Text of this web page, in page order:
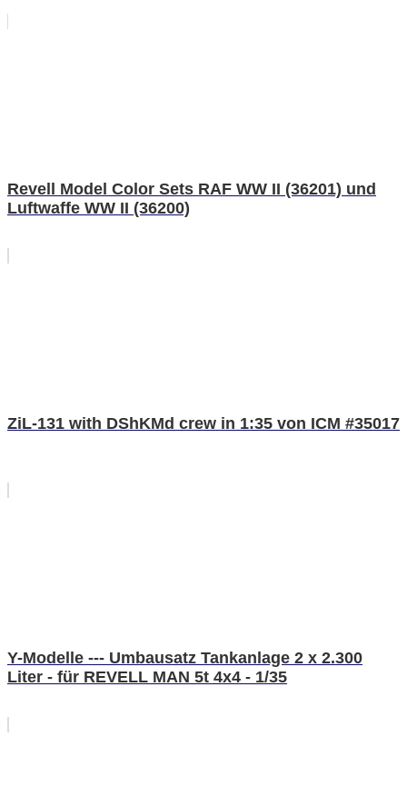
Revell Model Color Sets RAF WW II (36201) und
Luftwaffe WW II (36200)
ZiL-131 with DShKMd crew in 1:35 von ICM #35017
Y-Modelle --- Umbausatz Tankanlage 2 x 2.300
Liter - für REVELL MAN 5t 4x4 - 1/35